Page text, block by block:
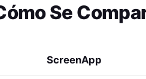
Se
ScreenApp